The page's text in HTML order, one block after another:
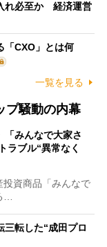
れ必至か 経済運営
「CXO」とは何
一覧を見る
プ騒動の内幕
「みんなで大家さ
ラブル“異常なく
資商品「みんなで
…
三転した“成田プロ